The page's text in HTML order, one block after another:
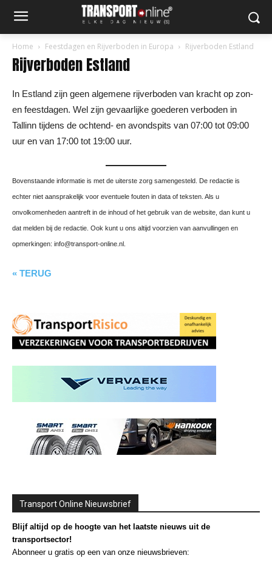
Home Feestdagen en Rijverboden in Europa Rijverboden Estland
Rijverboden Estland
In Estland zijn geen algemene rijverboden van kracht op zon-
en feestdagen. Wel zijn gevaarlijke goederen verboden in
Tallinn tijdens de ochtend- en avondspits van 07:00 tot 09:00
uur en van 17:00 tot 19:00 uur.
Bovenstaande informatie is met de uiterste zorg samengesteld. De redactie is
echter niet aansprakelijk voor eventuele fouten in data of teksten. Als u
onvolkomenheden aantreft in de inhoud of het gebruik van de website, dan kunt u
dat melden bij de redactie. Ook kunt u ons altijd voorzien van aanvullingen en
opmerkingen: info@transport-online.nl.
« TERUG
Transport Online Nieuwsbrief
Blijf altijd op de hoogte van het laatste nieuws uit de
transportsector!
Abonneer u gratis op een van onze nieuwsbrieven: